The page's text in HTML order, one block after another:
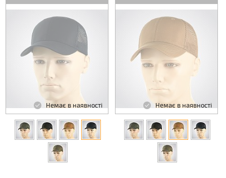
Немає в наявності Немає в наявності